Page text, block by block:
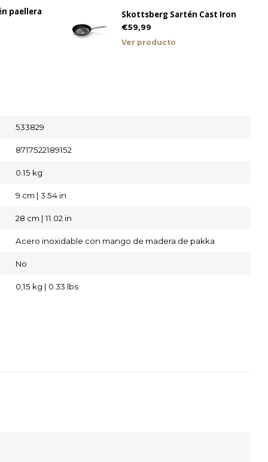
paellera
Skottsberg Sartén Cast Iron
€59,99
Ver producto
533829
8717522189152
0.15 kg
9 cm | 3.54 in
28 cm | 11.02 in
Acero inoxidable con mango de madera de pakka
No
0,15 kg | 0.33 lbs